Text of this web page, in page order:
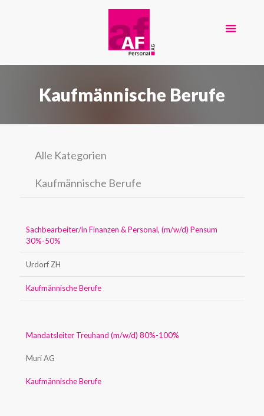
Kaufmännische Berufe
Alle Kategorien
Kaufmännische Berufe
Sachbearbeiter/in Finanzen & Personal, (m/w/d) Pensum
30%-50%
Urdorf ZH
Kaufmännische Berufe
Mandatsleiter Treuhand (m/w/d) 80%-100%
Muri AG
Kaufmännische Berufe